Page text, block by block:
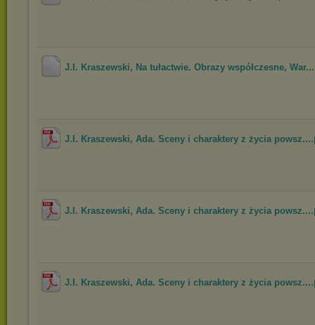
J.I. Kraszewski, Na tułactwie. Obrazy współczesne, War...
J.I. Kraszewski, Ada. Sceny i charaktery z życia powsz...
J.I. Kraszewski, Ada. Sceny i charaktery z życia powsz...
J.I. Kraszewski, Ada. Sceny i charaktery z życia powsz...